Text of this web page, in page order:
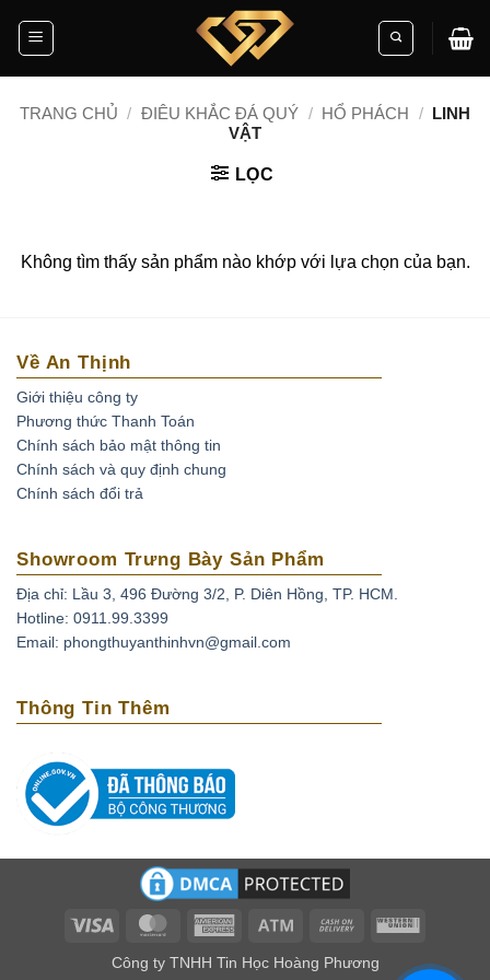
TRANG CHỦ / ĐIÊU KHẮC ĐÁ QUÝ / HỔ PHÁCH / LINH
VẬT
LỌC
Không tìm thấy sản phẩm nào khớp với lựa chọn của bạn.
Về An Thịnh
Giới thiệu công ty
Phương thức Thanh Toán
Chính sách bảo mật thông tin
Chính sách và quy định chung
Chính sách đổi trả
Showroom Trưng Bày Sản Phẩm
Địa chỉ: Lầu 3, 496 Đường 3/2, P. Diên Hồng, TP. HCM.
Hotline: 0911.99.3399
Email: phongthuyanthinhvn@gmail.com
Thông Tin Thêm
Visa MasterCardAmerican
Atm
Cash
Delivery
Western
Công ty TNHH Tin Học Hoàng Phương